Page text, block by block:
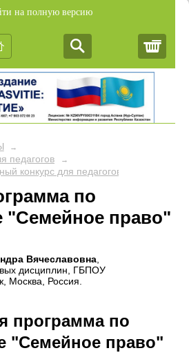
на полную версию
→
педагогов →
конкурс для педагогов "Лучшая
по
"Семейное право"
Вячеславовна,
дисциплин, ГБПОУ
Москва, Россия.
программа по
"Семейное право"